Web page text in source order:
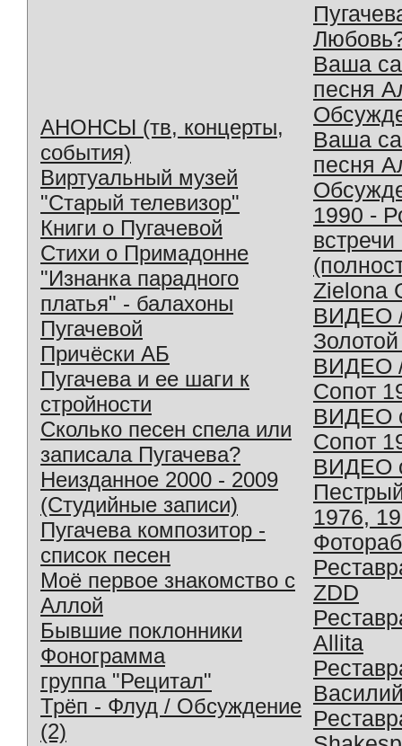
АНОНСЫ (тв, концерты,
события)
Виртуальный музей
"Старый телевизор"
Книги о Пугачевой
Стихи о Примадонне
"Изнанка парадного
платья" - балахоны
Пугачевой
Причёски АБ
Пугачева и ее шаги к
стройности
Сколько песен спела или
записала Пугачева?
Неизданное 2000 - 2009
(Студийные записи)
Пугачева композитор -
список песен
Моё первое знакомство с
Аллой
Бывшие поклонники
Фонограмма
группа "Рецитал"
Трёп - Флуд / Обсуждение
(2)
Ваша
песня
Ваша
песня
1990 -
Zielona
ВИДЕО
ВИДЕО
Сопот
ВИДЕО
Сопот
ВИДЕО
1976,
ZDD
Allita